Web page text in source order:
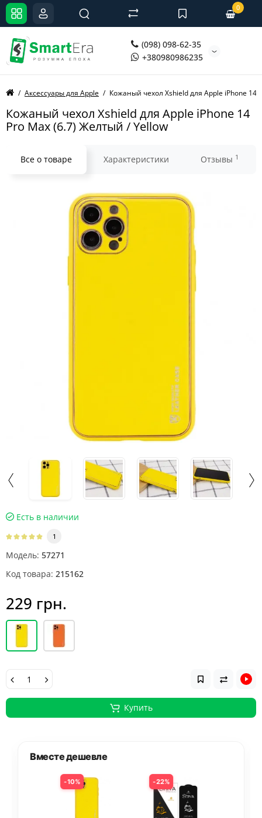
(098) 098-62-35
+380980986235
0
Аксессуары для Apple Кожаный чехол Xshield для Apple iPhone
Кожаный чехол Xshield для Apple iPhone 14
Pro Max (6.7) Желтый / Yellow
Все о товаре Характеристики Отзывы 1
Есть в наличии
1
Модель: 57271
Код товара: 215162
229 грн.
Купить
Вместе дешевле
10% 22%